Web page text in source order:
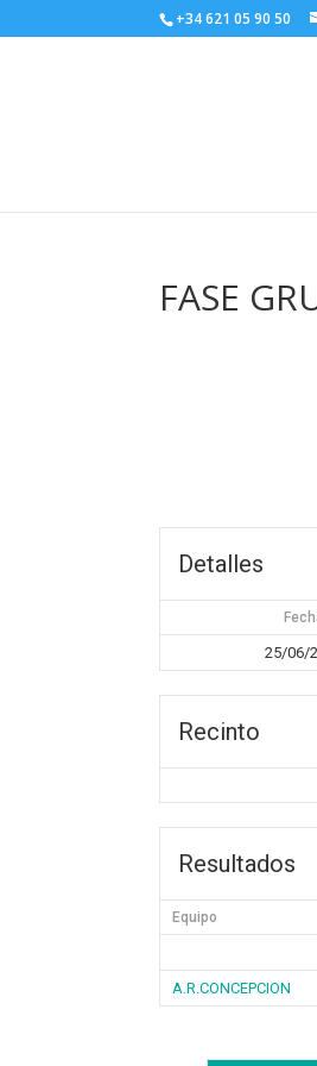
+34 621 05 90 50
FASE
Detalles
25/06/
Recinto
Resultados
Equipo
A.R.CONCEPCION